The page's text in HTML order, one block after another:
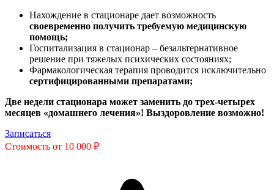
Нахождение в стационаре дает возможность
своевременно получить требуемую медицинскую
помощь;
Госпитализация в стационар – безальтернативное
решение при тяжелых психических состояниях;
Фармакологическая терапия проводится исключительно
сертифицированными препаратами;
Две недели стационара может заменить до трех-четырех
месяцев «домашнего лечения»! Выздоровление возможно!
Записаться
Стоимость от 10 000 ₽